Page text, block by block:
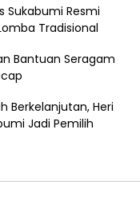
Sukabumi Resmi
Tradisional
Bantuan Seragam
Berkelanjutan, Heri
Jadi Pemilih